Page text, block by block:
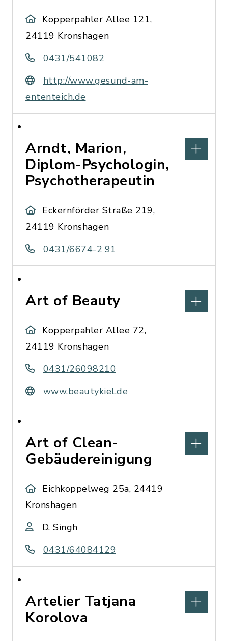
Kopperpahler Allee 121,
24119 Kronshagen
0431/541082
http://www.gesund-am-
ententeich.de
Arndt, Marion,
Diplom-Psychologin,
Psychotherapeutin
Eckernförder Straße 219,
24119 Kronshagen
0431/6674-2 91
Art of Beauty
Kopperpahler Allee 72,
24119 Kronshagen
0431/26098210
www.beautykiel.de
Art of Clean-
Gebäudereinigung
Eichkoppelweg 25a, 24419
Kronshagen
D. Singh
0431/64084129
Artelier Tatjana
Korolova